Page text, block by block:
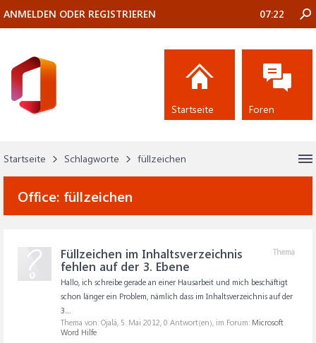
Startseite Schlagworte füllzeichen
Office: füllzeichen
Thema
Füllzeichen im Inhaltsverzeichnis
fehlen auf der 3. Ebene
Hallo, ich schreibe gerade an einer Hausarbeit und mich beschäftigt
schon länger ein Problem, nämlich dass im Inhaltsverzeichnis auf der
3....
Thema von: Ojalá, 5. Mai 2012, 0 Antwort(en), im Forum: Microsoft
Word Hilfe
ANMELDEN ODER REGISTRIEREN 07:22
Startseite Foren